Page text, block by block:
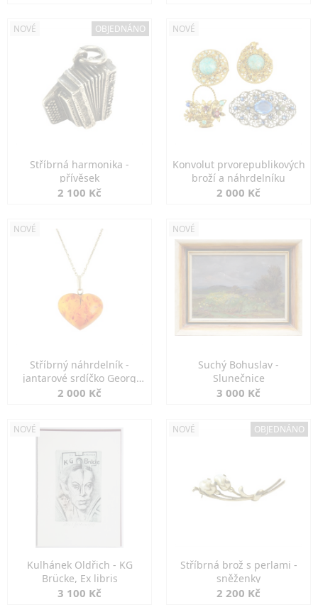
NOVÉ OBJEDNÁNO
Stříbrná harmonika -
přívěsek
2 100 Kč
NOVÉ
Konvolut prvorepublikových
broží a náhrdelníku
2 000 Kč
NOVÉ
Stříbrný náhrdelník -
jantarové srdíčko Georg
Kramer
2 000 Kč
NOVÉ
Suchý Bohuslav -
Slunečnice
3 000 Kč
NOVÉ
Kulhánek Oldřich - KG
Brücke, Ex libris
3 100 Kč
NOVÉ OBJEDNÁNO
Stříbrná brož s perlami -
sněženky
2 200 Kč